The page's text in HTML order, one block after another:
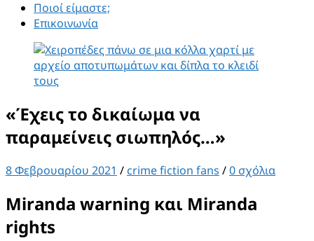
Ποιοί είμαστε;
Επικοινωνία
«Έχεις το δικαίωμα να
παραμείνεις σιωπηλός…»
8 Φεβρουαρίου 2021 / crime fiction fans /0 σχόλια
Miranda warning και Miranda
rights